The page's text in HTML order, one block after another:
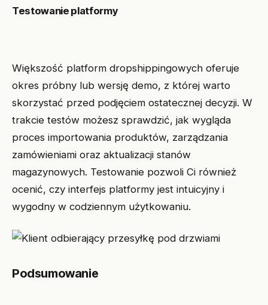
Testowanie platformy
Większość platform dropshippingowych oferuje
okres próbny lub wersję demo, z której warto
skorzystać przed podjęciem ostatecznej decyzji. W
trakcie testów możesz sprawdzić, jak wygląda
proces importowania produktów, zarządzania
zamówieniami oraz aktualizacji stanów
magazynowych. Testowanie pozwoli Ci również
ocenić, czy interfejs platformy jest intuicyjny i
wygodny w codziennym użytkowaniu.
Podsumowanie